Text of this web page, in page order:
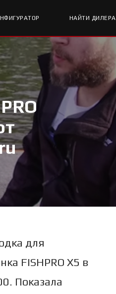
НАЙТИ ДИЛЕРА
для
FISHPRO X5 в
Показала